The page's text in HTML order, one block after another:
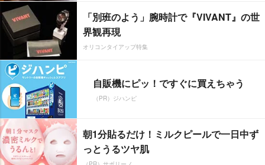
「別班のよう」腕時計で『VIVANT』の世
界観再現
オリコンタイアップ特集
自販機にピッ！ですぐに買えちゃう
（PR）ジハンピ
朝1分貼るだけ！ミルクピールで一日中ず
っとうるツヤ肌